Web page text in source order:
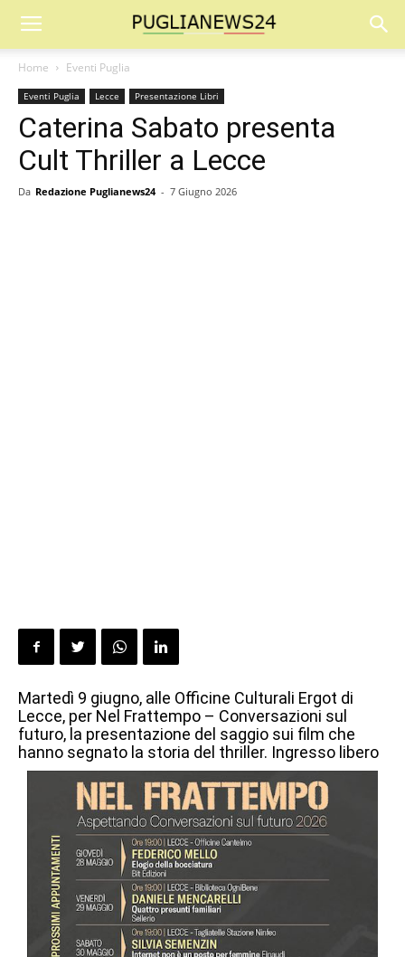
Home Eventi Puglia
Eventi Puglia Lecce Presentazione Libri
Caterina Sabato presenta
Cult Thriller a Lecce
Da Redazione Puglianews24 - 7 Giugno 2026
Martedì 9 giugno, alle Officine Culturali Ergot di
Lecce, per Nel Frattempo – Conversazioni sul
futuro, la presentazione del saggio sui film che
hanno segnato la storia del thriller. Ingresso libero